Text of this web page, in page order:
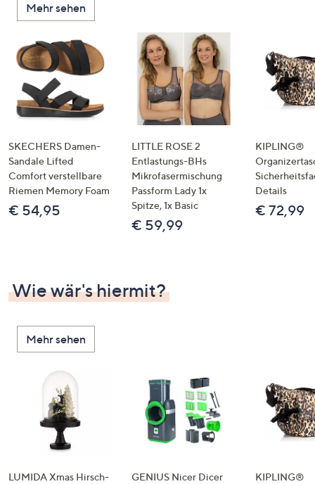
Mehr sehen
SKECHERS Damen-
Sandale Lifted
Comfort verstellbare
Riemen Memory Foam
€ 54,95
LITTLE ROSE 2
Entlastungs-BHs
Mikrofasermischung
Passform Lady 1x
Spitze, 1x Basic
€ 59,99
KIPLING®
Details
€ 72,99
Wie wär's hiermit?
Mehr sehen
LUMIDA Xmas Hirsch-
GENIUS Nicer Dicer
KIPLING®